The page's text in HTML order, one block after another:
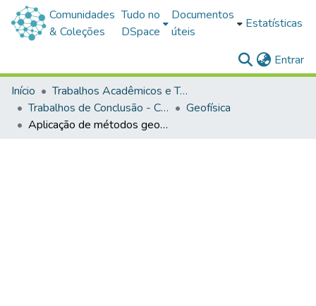
Comunidades
& Coleções
Tudo no
DSpace
Documentos
úteis
Estatísticas
Entrar
Início
Trabalhos Acadêmicos e Técnicos
Trabalhos de Conclusão - Cursos de Graduação
Geofísica
Aplicação de métodos geoelétricos e gamaespectrométricos na identificação de zonas hidrotermais em Lavras do Sul – RS